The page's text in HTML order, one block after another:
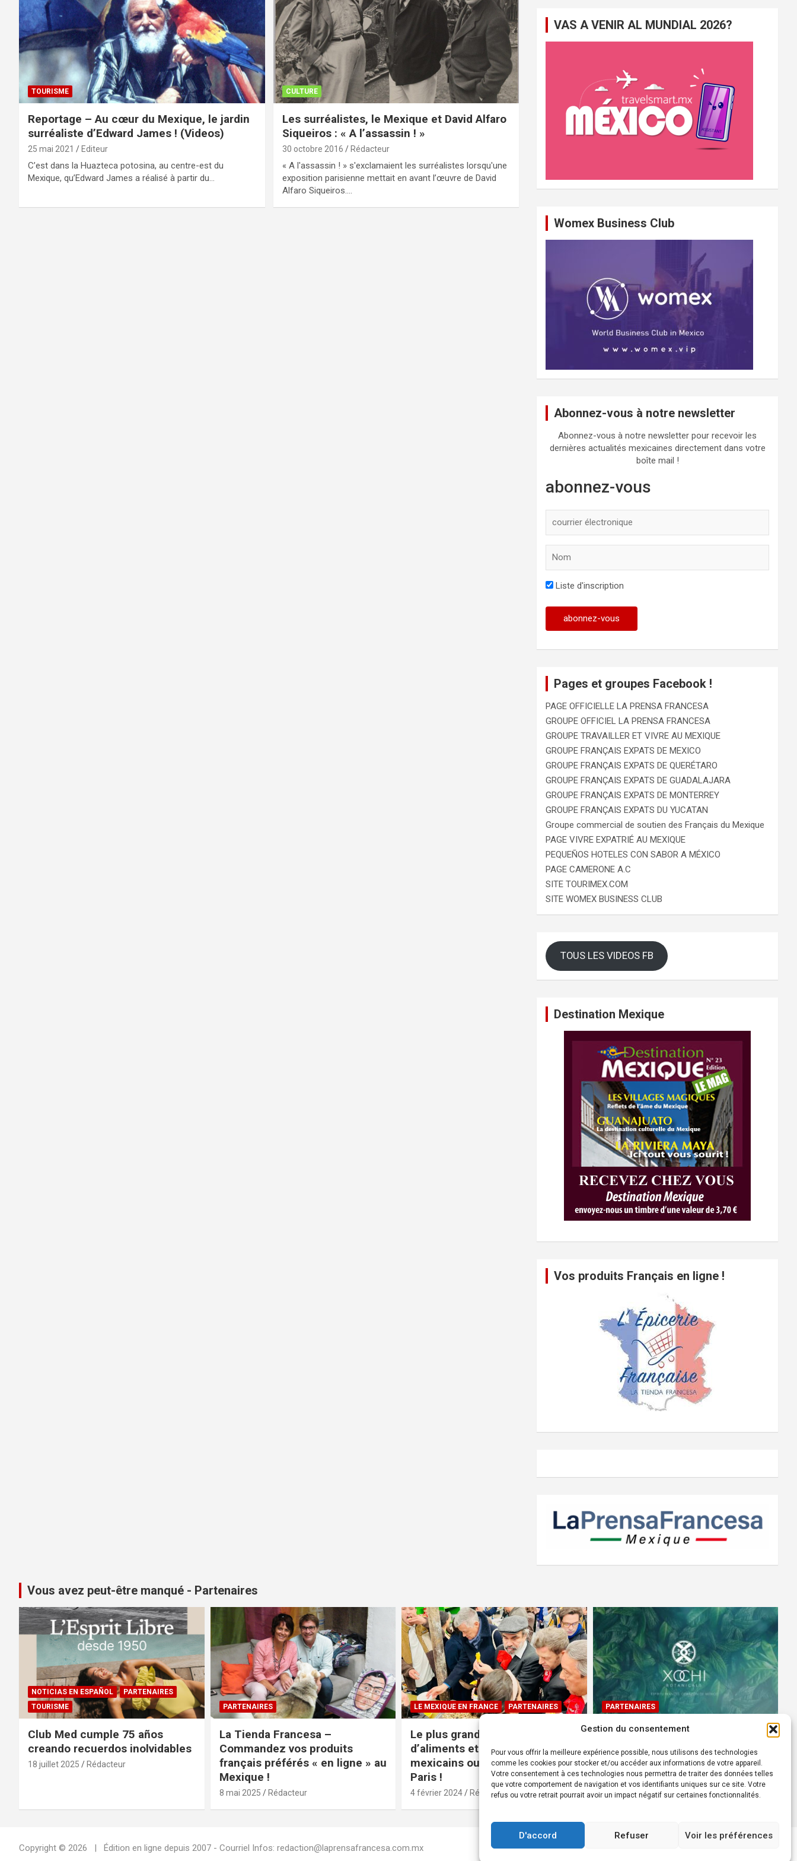
Gestion du consentement
Pour vous offrir la meilleure expérience possible, nous utilisons des technologies
comme les cookies pour stocker et/ou accéder aux informations de votre appareil.
Votre consentement à ces technologies nous permettra de traiter des données telles
que votre comportement de navigation et vos identifiants uniques sur ce site. Votre
refus ou votre retrait pourrait avoir un impact négatif sur certaines fonctionnalités.
D'accord Refuser Voir les préférences
TOURISME
Reportage – Au cœur du Mexique, le jardin
surréaliste d’Edward James ! (Videos)
25 mai 2021 Editeur
C’est dans la Huazteca potosina, au centre-est du
Mexique, qu’Edward James a réalisé à partir du…
CULTURE
Les surréalistes, le Mexique et David Alfaro
Siqueiros : « A l’assassin ! »
30 octobre 2016 Rédacteur
« A l'assassin ! » s'exclamaient les surréalistes lorsqu'une
exposition parisienne mettait en avant l’œuvre de David
Alfaro Siqueiros.…
c
VAS A VENIR AL MUNDIAL 2026?
Womex Business Club
Abonnez-vous à notre newsletter
Abonnez-vous à notre newsletter pour recevoir les
dernières actualités mexicaines directement dans votre
boîte mail !
abonnez-vous
Liste d'inscription
Pages et groupes Facebook !
PAGE OFFICIELLE LA PRENSA FRANCESA
GROUPE OFFICIEL LA PRENSA FRANCESA
GROUPE TRAVAILLER ET VIVRE AU MEXIQUE
GROUPE FRANÇAIS EXPATS DE MEXICO
GROUPE FRANÇAIS EXPATS DE QUERÉTARO
GROUPE FRANÇAIS EXPATS DE GUADALAJARA
GROUPE FRANÇAIS EXPATS DE MONTERREY
GROUPE FRANÇAIS EXPATS DU YUCATAN
Groupe commercial de soutien des Français du Mexique
PAGE VIVRE EXPATRIÉ AU MEXIQUE
PEQUEÑOS HOTELES CON SABOR A MÉXICO
PAGE CAMERONE A.C
SITE TOURIMEX.COM
SITE WOMEX BUSINESS CLUB
TOUS LES VIDEOS FB
Destination Mexique
Vos produits Français en ligne !
Vous avez peut-être manqué - Partenaires
NOTICIAS EN ESPAÑOL
PARTENAIRES
TOURISME
Club Med cumple 75 años
creando recuerdos inolvidables
18 juillet 2025 Rédacteur
PARTENAIRES
La Tienda Francesa –
Commandez vos produits
français préférés « en ligne » au
Mexique !
8 mai 2025 Rédacteur
LE MEXIQUE EN FRANCE PARTENAIRES
Le plus grand magasin
d’aliments et produits
mexicains ouvre ses portes à
Paris !
4 février 2024 Rédacteur
PARTENAIRES
Devenez Ambassadeur XOCHI
BOTANICALS – « El espíritu
francés con corazón de
México! »
24 août 2022 Rédacteur
Copyright © 2026 Édition en ligne depuis 2007 - Courriel Infos: redaction@laprensafrancesa.com.mx